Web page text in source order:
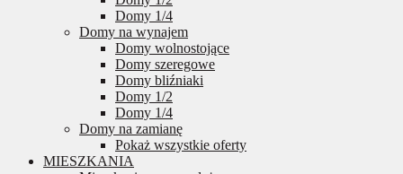
Domy 1/4
Domy na wynajem
Domy wolnostojące
Domy szeregowe
Domy bliźniaki
Domy 1/2
Domy 1/4
Domy na zamianę
Pokaż wszystkie oferty
MIESZKANIA